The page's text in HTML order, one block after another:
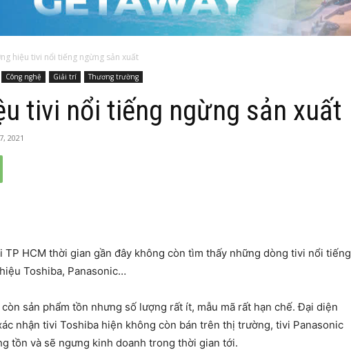
hiệu tivi nổi tiếng ngừng sản xuất
Công nghệ Giải trí Thương trường
tivi nổi tiếng ngừng sản xuất
2021
HCM thời gian gần đây không còn tìm thấy những dòng tivi nổi tiếng
Toshiba, Panasonic…
sản phẩm tồn nhưng số lượng rất ít, mẫu mã rất hạn chế. Đại diện
nhận tivi Toshiba hiện không còn bán trên thị trường, tivi Panasonic
tồn và sẽ ngưng kinh doanh trong thời gian tới.